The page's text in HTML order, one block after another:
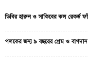
ডিবির হারুন ও সাকিবের কল রেকর্ড
পলকের জন্য ৯ বছরের প্রেম ও